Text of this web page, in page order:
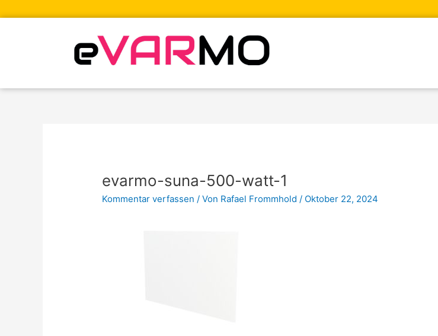
Inhalt
evarmo-suna-500-watt-1
Kommentar verfassen / Von Rafael Frommhold/ Oktober 22, 2024